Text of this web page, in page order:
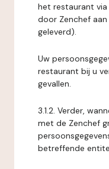
het restaurant
door Zenchef
geleverd).
Uw
restaurant bij u
gevallen.
3.1.2. Verder,
met de Zenchef
betreffende